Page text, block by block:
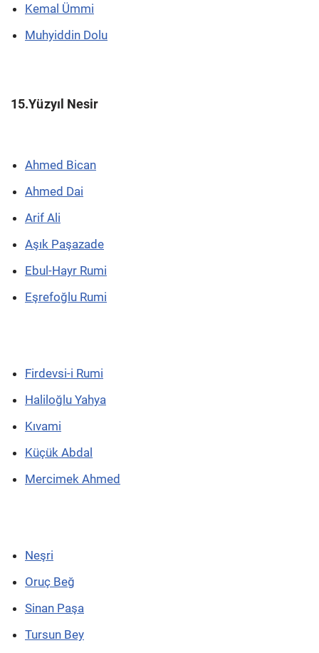
Kemal Ümmi
Muhyiddin Dolu
15.Yüzyıl Nesir
Ahmed Bican
Ahmed Dai
Arif Ali
Aşık Paşazade
Ebul-Hayr Rumi
Eşrefoğlu Rumi
Firdevsi-i Rumi
Haliloğlu Yahya
Kıvami
Küçük Abdal
Mercimek Ahmed
Neşri
Oruç Beğ
Sinan Paşa
Tursun Bey